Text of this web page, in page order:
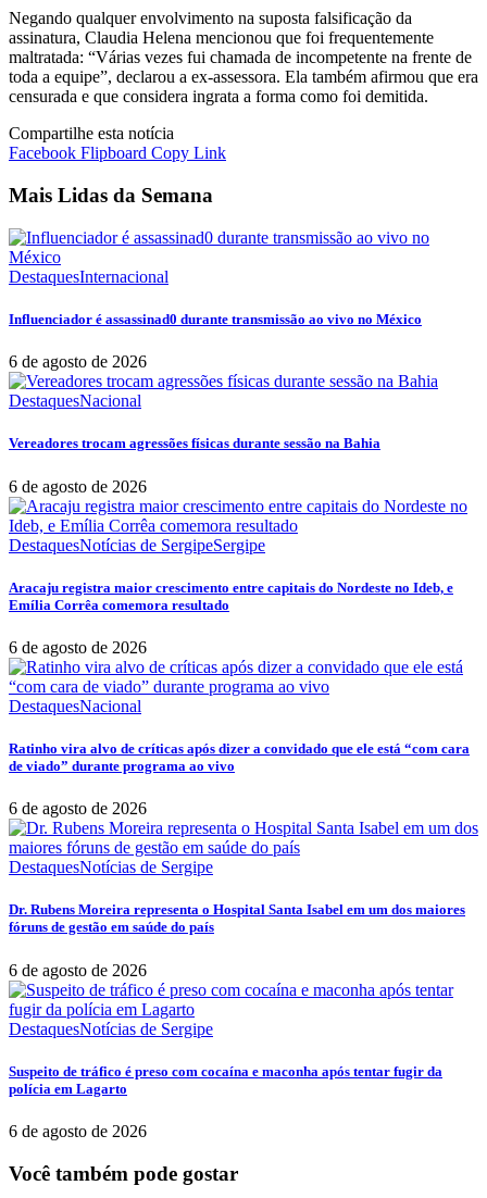
Negando qualquer envolvimento na suposta falsificação da
assinatura, Claudia Helena mencionou que foi frequentemente
maltratada: “Várias vezes fui chamada de incompetente na frente de
toda a equipe”, declarou a ex-assessora. Ela também afirmou que era
censurada e que considera ingrata a forma como foi demitida.
Compartilhe esta notícia
Facebook Flipboard Copy Link
Mais Lidas da Semana
DestaquesInternacional
Influenciador é assassinad0 durante transmissão ao vivo no México
6 de agosto de 2026
DestaquesNacional
Vereadores trocam agressões físicas durante sessão na Bahia
6 de agosto de 2026
DestaquesNotícias de SergipeSergipe
Aracaju registra maior crescimento entre capitais do Nordeste no Ideb, e
Emília Corrêa comemora resultado
6 de agosto de 2026
DestaquesNacional
Ratinho vira alvo de críticas após dizer a convidado que ele está “com cara
de viado” durante programa ao vivo
6 de agosto de 2026
DestaquesNotícias de Sergipe
Dr. Rubens Moreira representa o Hospital Santa Isabel em um dos maiores
fóruns de gestão em saúde do país
6 de agosto de 2026
DestaquesNotícias de Sergipe
Suspeito de tráfico é preso com cocaína e maconha após tentar fugir da
polícia em Lagarto
6 de agosto de 2026
Você também pode gostar